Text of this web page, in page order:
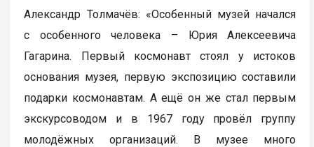
Александр Толмачёв: «Особенный музей начался
с особенного человека – Юрия Алексеевича
Гагарина. Первый космонавт стоял у истоков
основания музея, первую экспозицию составили
подарки космонавтам. А ещё он же стал первым
экскурсоводом и в 1967 году провёл группу
молодёжных организаций. В музее много